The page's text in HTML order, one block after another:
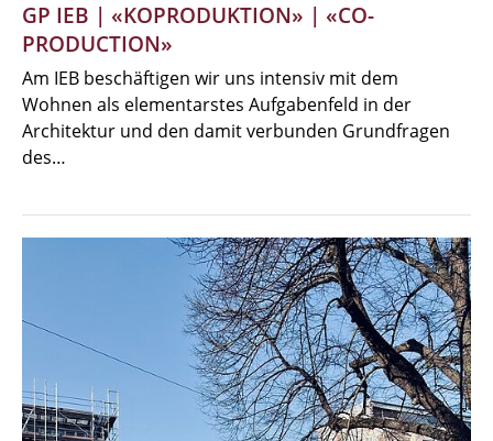
GP IEB | «KOPRODUKTION» | «CO-
PRODUCTION»
Am IEB beschäftigen wir uns intensiv mit dem
Wohnen als elementarstes Aufgabenfeld in der
Architektur und den damit verbunden Grundfragen
des…